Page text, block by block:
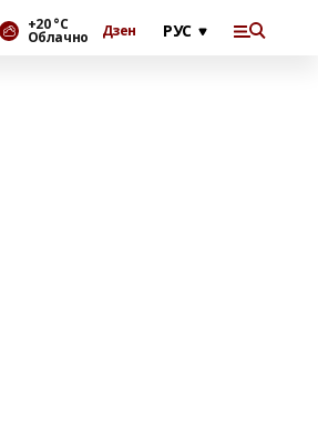
+20 °С
Облачно Дзен